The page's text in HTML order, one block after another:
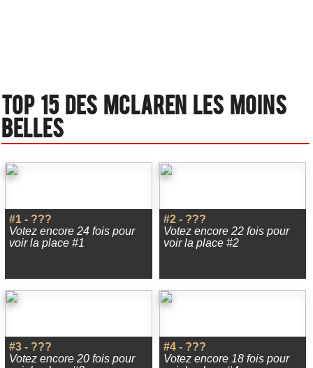
Top 15 des Mclaren les moins
belles
#1 - ???
Votez encore 24 fois pour
voir la place #1
#2 - ???
Votez encore 22 fois pour
voir la place #2
#3 - ???
Votez encore 20 fois pour
#4 - ???
Votez encore 18 fois pour